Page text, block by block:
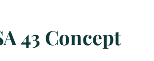
43 Concept